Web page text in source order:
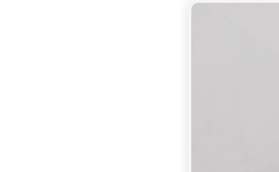
Семейный психолог: консультирование пар